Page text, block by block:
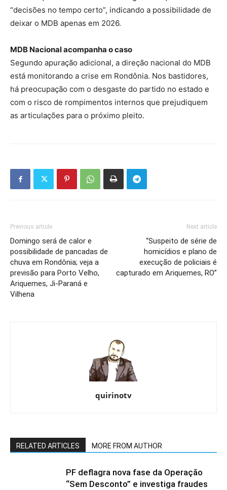
“decisões no tempo certo”, indicando a possibilidade de
deixar o MDB apenas em 2026.
MDB Nacional acompanha o caso
Segundo apuração adicional, a direção nacional do MDB
está monitorando a crise em Rondônia. Nos bastidores,
há preocupação com o desgaste do partido no estado e
com o risco de rompimentos internos que prejudiquem
as articulações para o próximo pleito.
Previous article
Domingo será de calor e
possibilidade de pancadas de
chuva em Rondônia; veja a
previsão para Porto Velho,
Ariquemes, Ji-Paraná e
Vilhena
Next article
“Suspeito de série de
homicídios e plano de
execução de policiais é
capturado em Ariquemes, RO”​
quirinotv
RELATED ARTICLES MORE FROM AUTHOR
PF deflagra nova fase da Operação
“Sem Desconto” e investiga fraudes